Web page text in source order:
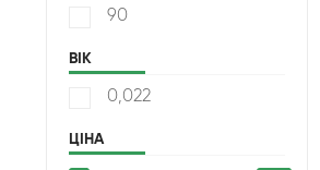
90
ВІК
0,022
ЦІНА